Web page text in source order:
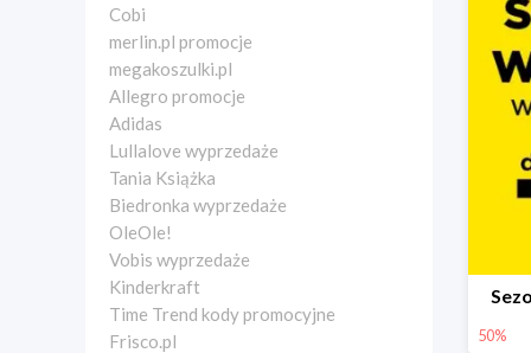
Cobi
merlin.pl promocje
megakoszulki.pl
Allegro promocje
Adidas
Lullalove wyprzedaże
Tania Książka
Biedronka wyprzedaże
OleOle!
Vobis wyprzedaże
Kinderkraft
Time Trend kody promocyjne
Frisco.pl
50%